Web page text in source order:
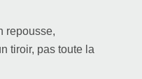
repousse,
tiroir, pas toute la